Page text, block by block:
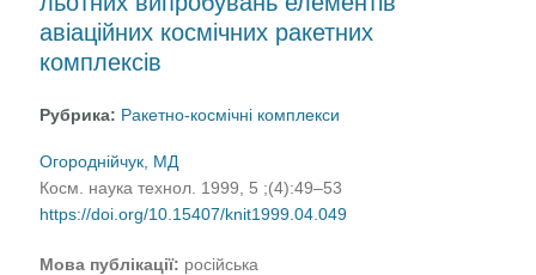
авіаційних космічних ракетних
комплексів
Рубрика: Ракетно-космічні комплекси
Огороднійчук, МД
Косм. наука технол. 1999, 5 ;(4):49–53
https://doi.org/10.15407/knit1999.04.049
Мова публікації: російська